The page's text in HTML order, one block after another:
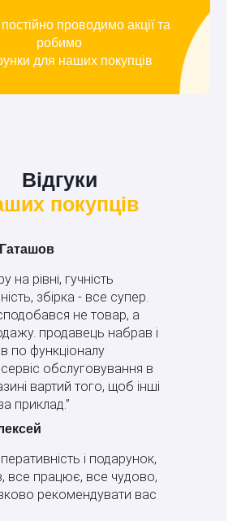
проводимо акції та
робимо
для наших покупців
Відгуки
покупців
на рівні, гучність
збірка - все супер.
не товар, а
продавець набрав і
по функціоналу
обслуговування в
вартий того, щоб інші
приклад.”
і подарунок,
все працює, все чудово,
рекомендувати вас